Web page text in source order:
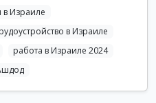
в Израиле
в Израиле
работа в Израиле 2024